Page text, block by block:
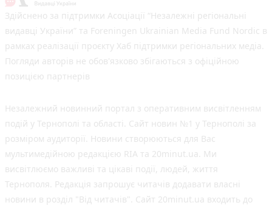
Здійснено за підтримки Асоціації “Незалежні регіональні
видавці України” та Foreningen Ukrainian Media Fund Nordic в
рамках реалізації проєкту Хаб підтримки регіональних медіа.
Погляди авторів не обов'язково збігаються з офіційною
позицією партнерів
Незалежний новинний портал з оперативним висвітленням
подій у Тернополі та області. Сайт новин №1 у Тернополі за
розміром аудиторії. Новини створюються для Вас
мультимедійною редакцією RIA та 20minut.ua. Ми
висвітлюємо важливі та цікаві події, людей, життя
Тернополя. Редакція запрошує читачів додавати власні
новини в розділ "Від читачів". Сайт 20minut.ua входить до